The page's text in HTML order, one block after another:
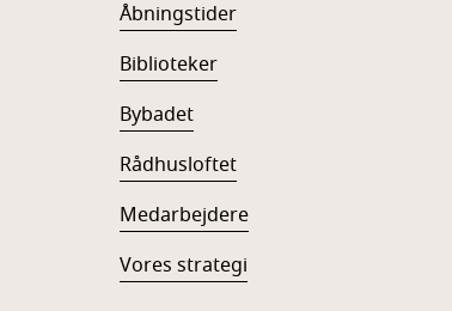
Åbningstider
Biblioteker
Bybadet
Rådhusloftet
Medarbejdere
Vores strategi